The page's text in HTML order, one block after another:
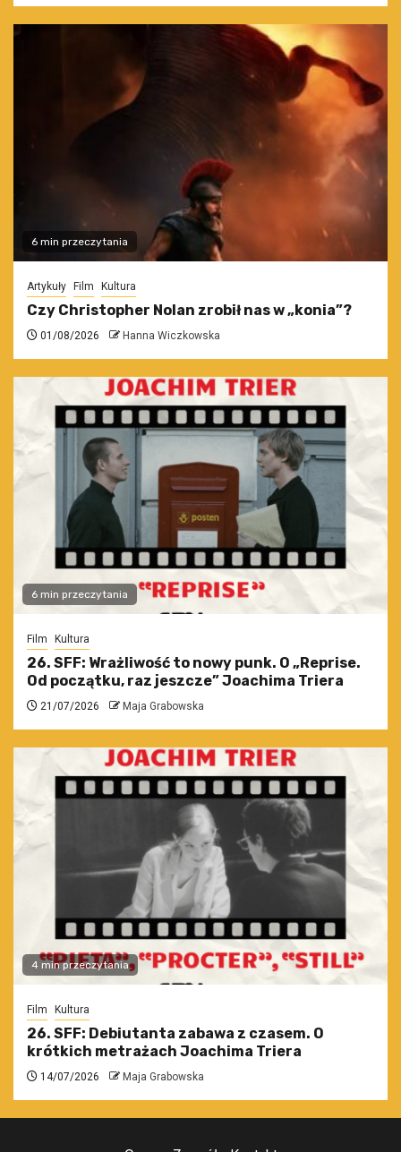
6 min przeczytania
Artykuły Film Kultura
Czy Christopher Nolan zrobił nas w „konia”?
01/08/2026 Hanna Wiczkowska
6 min przeczytania
Film Kultura
26. SFF: Wrażliwość to nowy punk. O „Reprise.
Od początku, raz jeszcze” Joachima Triera
21/07/2026 Maja Grabowska
4 min przeczytania
Film Kultura
26. SFF: Debiutanta zabawa z czasem. O
krótkich metrażach Joachima Triera
14/07/2026 Maja Grabowska